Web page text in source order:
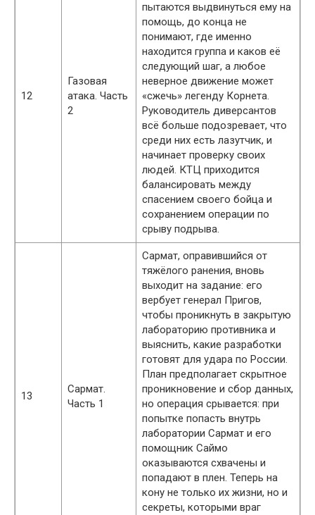
12
Газовая
атака. Часть
2
пытаются выдвинуться ему на
помощь, до конца не
понимают, где именно
находится группа и каков её
следующий шаг, а любое
неверное движение может
«сжечь» легенду Корнета.
Руководитель диверсантов
всё больше подозревает, что
среди них есть лазутчик, и
начинает проверку своих
людей. КТЦ приходится
балансировать между
спасением своего бойца и
сохранением операции по
срыву подрыва.
13
Сармат.
Часть 1
Сармат, оправившийся от
тяжёлого ранения, вновь
выходит на задание: его
вербует генерал Пригов,
чтобы проникнуть в закрытую
лабораторию противника и
выяснить, какие разработки
готовят для удара по России.
План предполагает скрытное
проникновение и сбор данных,
но операция срывается: при
попытке попасть внутрь
лаборатории Сармат и его
помощник Саймо
оказываются схвачены и
попадают в плен. Теперь на
кону не только их жизни, но и
секреты, которыми враг